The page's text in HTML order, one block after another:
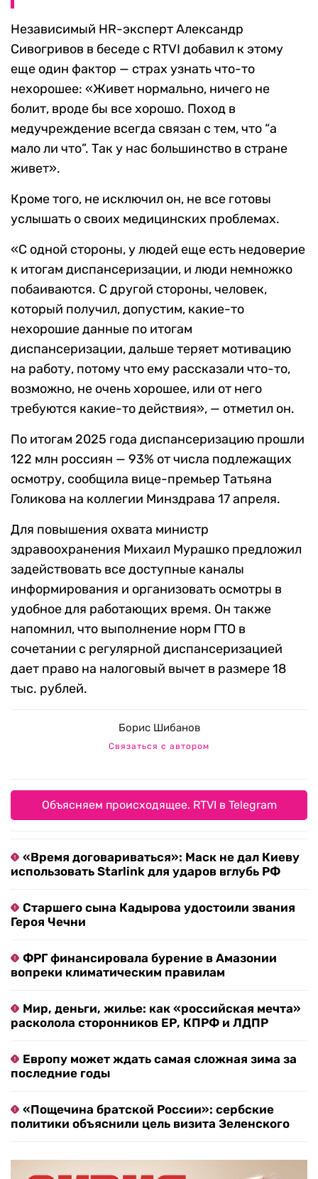
Независимый HR-эксперт Александр
Сивогривов в беседе с RTVI добавил к этому
еще один фактор — страх узнать что-то
нехорошее: «Живет нормально, ничего не
болит, вроде бы все хорошо. Поход в
медучреждение всегда связан с тем, что “а
мало ли что”. Так у нас большинство в стране
живет».
Кроме того, не исключил он, не все готовы
услышать о своих медицинских проблемах.
«С одной стороны, у людей еще есть недоверие
к итогам диспансеризации, и люди немножко
побаиваются. С другой стороны, человек,
который получил, допустим, какие-то
нехорошие данные по итогам
диспансеризации, дальше теряет мотивацию
на работу, потому что ему рассказали что-то,
возможно, не очень хорошее, или от него
требуются какие-то действия», — отметил он.
По итогам 2025 года диспансеризацию прошли
122 млн россиян — 93% от числа подлежащих
осмотру, сообщила вице-премьер Татьяна
Голикова на коллегии Минздрава 17 апреля.
Для повышения охвата министр
здравоохранения Михаил Мурашко предложил
задействовать все доступные каналы
информирования и организовать осмотры в
удобное для работающих время. Он также
напомнил, что выполнение норм ГТО в
сочетании с регулярной диспансеризацией
дает право на налоговый вычет в размере 18
тыс. рублей.
Борис Шибанов
Связаться с автором
Объясняем происходящее. RTVI в Telegram
«Время договариваться»: Маск не дал Киеву
использовать Starlink для ударов вглубь РФ
Старшего сына Кадырова удостоили звания
Героя Чечни
ФРГ финансировала бурение в Амазонии
вопреки климатическим правилам
Мир, деньги, жилье: как «российская мечта»
расколола сторонников ЕР, КПРФ и ЛДПР
Европу может ждать самая сложная зима за
последние годы
«Пощечина братской России»: сербские
политики объяснили цель визита Зеленского